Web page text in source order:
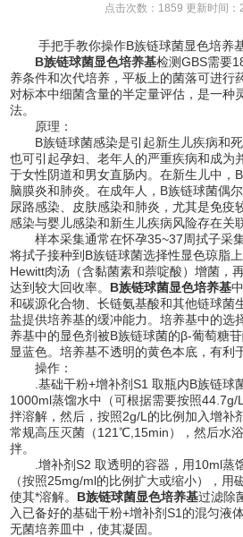
点击次数：1859 更新时间
手把手教你操作B族链球菌显色培养
B族链球菌显色培养基检测GBS需要
养条件和次代培养，平板上的菌落可进行
对标本中细菌含量的半定量评估，是一种
法。
原理：
B族链球菌感染是引起新生儿疾病和死
也可引起孕妇、老年人的严重疾病和成为
于女性阴道和男女直肠内。在新生儿中，
脑膜炎和肺炎。在成年人，B族链球菌偶
尿路感染、皮肤感染和肺炎，尤其是免疫
感染与婴儿感染和新生儿疾病风险存在关
样本采集通常在怀孕35~37周拭子采
将拭子接种到B族链球菌选择性显色琼脂
Hewitt肉汤（含黏菌素和萘啶酸）增菌，
达到较大回收率。 B族链球菌显色培养基
和碳源化合物、长链氨基酸和其他链球菌
盐提供培养基的缓冲能力。培养基中的选
养基中的显色剂被B族链球菌的β-葡萄糖
显蓝色。培养基不透明的黄色本底，有利
操作：
.基础干粉+增补剂S1 取瓶内B族链球
1000ml蒸馏水中（可根据需要按照44.7g/
拌溶解，然后，按照2g/L的比例加入增补
常规高压灭菌（121℃,15min），然后水
拌。
.增补剂S2 取透明的容器，用10ml蒸馏
（按照25mg/ml的比例扩大或缩小），用
使其*溶解。 B族链球菌显色培养基过滤除
入已备好的基础干粉+增补剂S1的混匀液
无菌培养皿中，使其凝固。